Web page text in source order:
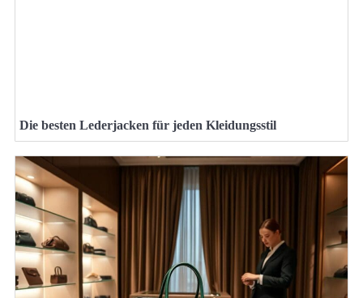
Die besten Lederjacken für jeden Kleidungsstil